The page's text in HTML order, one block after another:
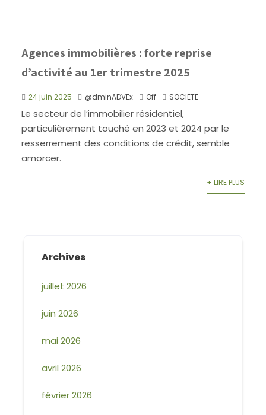
Agences immobilières : forte reprise
d’activité au 1er trimestre 2025
24 juin 2025 @dminADVEx Off SOCIETE
Le secteur de l’immobilier résidentiel,
particulièrement touché en 2023 et 2024 par le
resserrement des conditions de crédit, semble
amorcer.
+ LIRE PLUS
Archives
juillet 2026
juin 2026
mai 2026
avril 2026
février 2026